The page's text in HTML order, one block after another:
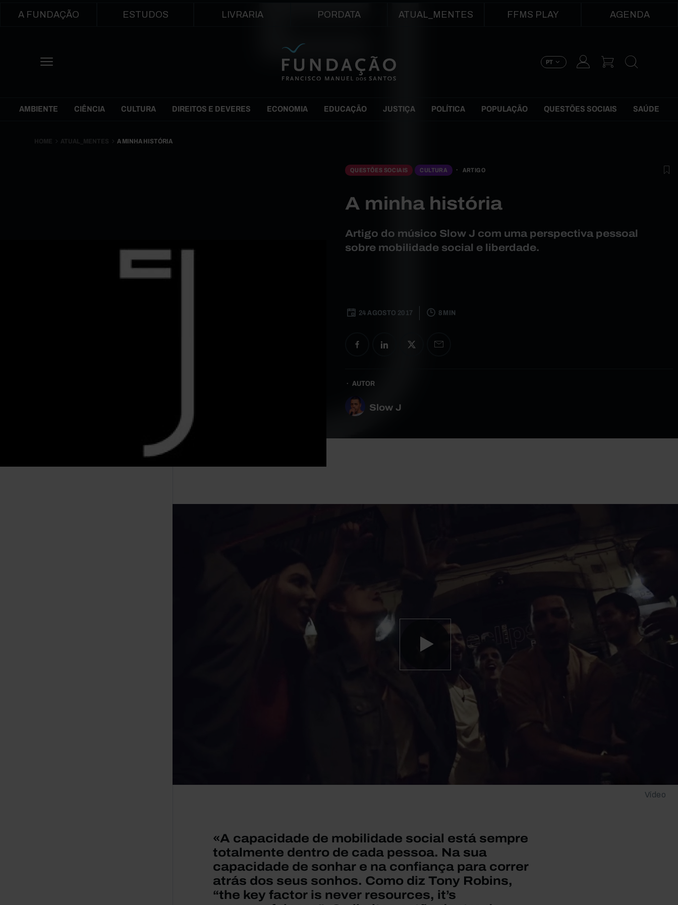
Main navigation
A FUNDAÇÃO ESTUDOS LIVRARIA PORDATA ATUAL_MENTES FFMS PLAY AGENDA
PT
Themes Menu
AMBIENTE CIÊNCIA CULTURA DIREITOS E DEVERES ECONOMIA EDUCAÇÃO JUSTIÇA POLÍTICA POPULAÇÃO QUESTÕES SOCIAIS SAÚDE
HOME ATUAL_MENTES A MINHA HISTÓRIA
QUESTÕES SOCIAIS CULTURA ARTIGO
A minha história
Artigo do músico Slow J com uma perspectiva pessoal
sobre mobilidade social e liberdade.
24 AGOSTO 2017 8 MIN
AUTOR
Slow J
Vídeo
«A capacidade de mobilidade social está sempre
totalmente dentro de cada pessoa. Na sua
capacidade de sonhar e na confiança para correr
atrás dos seus sonhos. Como diz Tony Robins,
“the key factor is never resources, it’s